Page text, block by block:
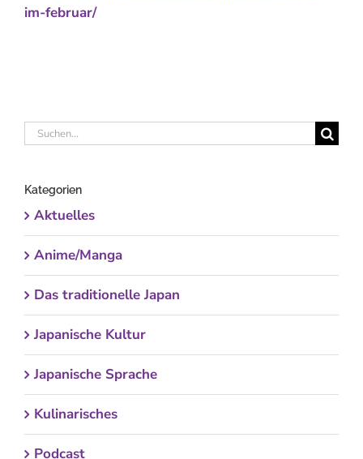
im-februar/
Suche
Kategorien
Aktuelles
Anime/Manga
Das traditionelle Japan
Japanische Kultur
Japanische Sprache
Kulinarisches
Podcast